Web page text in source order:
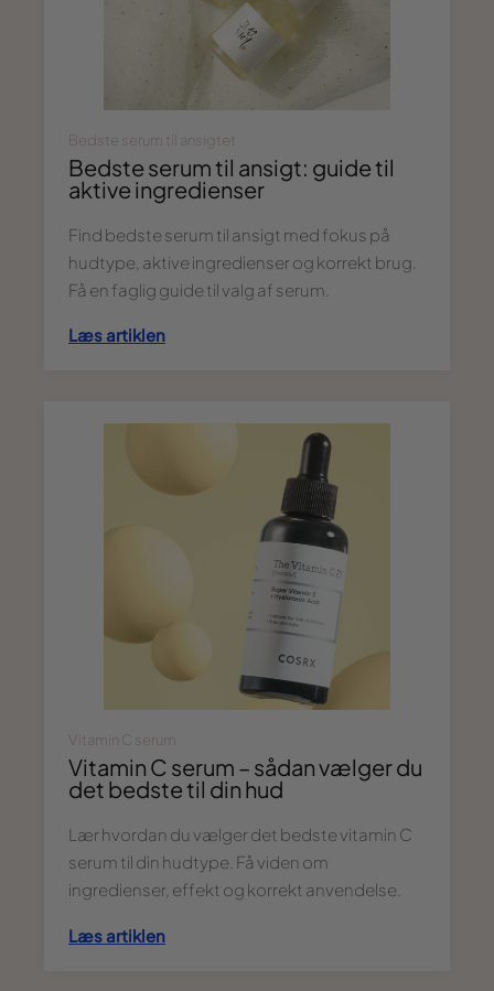
Bedste serum til ansigtet
Bedste serum til ansigt: guide til
aktive ingredienser
Find bedste serum til ansigt med fokus på
hudtype, aktive ingredienser og korrekt brug.
Få en faglig guide til valg af serum.
Læs artiklen
Vitamin C serum
Vitamin C serum – sådan vælger du
det bedste til din hud
Lær hvordan du vælger det bedste vitamin C
serum til din hudtype. Få viden om
ingredienser, effekt og korrekt anvendelse.
Læs artiklen